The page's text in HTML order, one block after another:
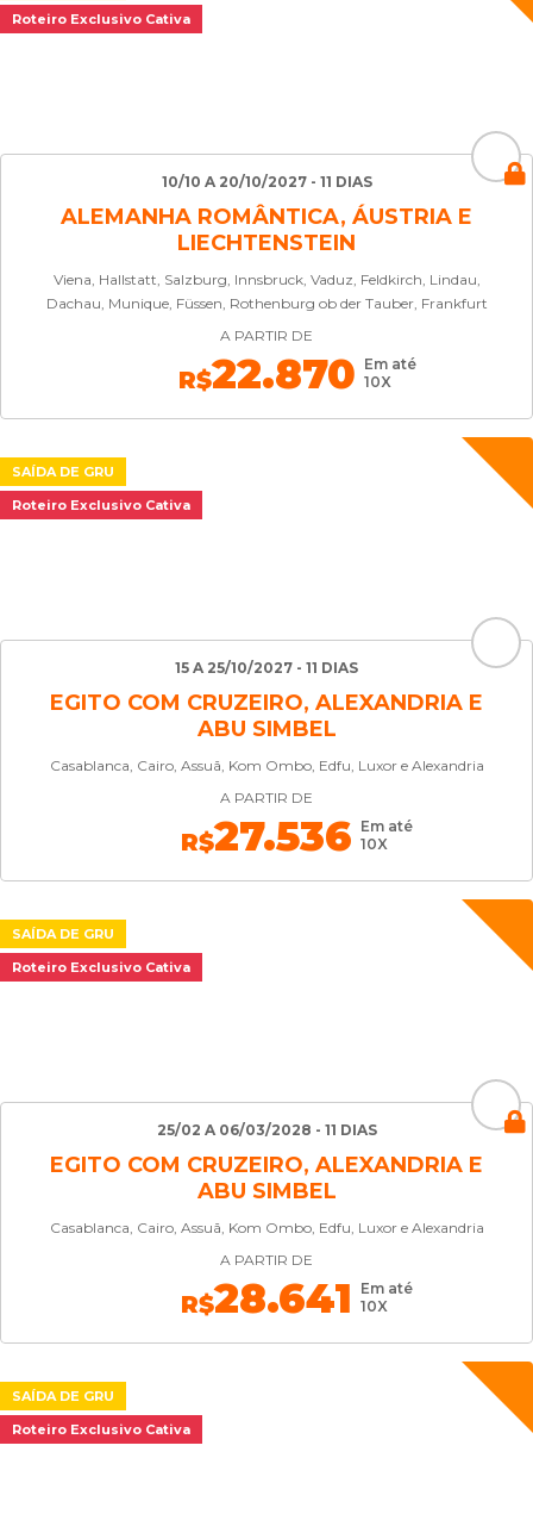
Roteiro Exclusivo Cativa
10/10 A 20/10/2027 - 11 DIAS
ALEMANHA ROMÂNTICA, ÁUSTRIA E
LIECHTENSTEIN
Viena, Hallstatt, Salzburg, Innsbruck, Vaduz, Feldkirch, Lindau,
Dachau, Munique, Füssen, Rothenburg ob der Tauber, Frankfurt
A PARTIR DE
R$22.870 Em até
10X
SAÍDA DE GRU
Roteiro Exclusivo Cativa
15 A 25/10/2027 - 11 DIAS
EGITO COM CRUZEIRO, ALEXANDRIA E
ABU SIMBEL
Casablanca, Cairo, Assuã, Kom Ombo, Edfu, Luxor e Alexandria
A PARTIR DE
R$27.536 Em até
10X
SAÍDA DE GRU
Roteiro Exclusivo Cativa
25/02 A 06/03/2028 - 11 DIAS
EGITO COM CRUZEIRO, ALEXANDRIA E
ABU SIMBEL
Casablanca, Cairo, Assuã, Kom Ombo, Edfu, Luxor e Alexandria
A PARTIR DE
R$28.641
Em até
10X
SAÍDA DE GRU
Roteiro Exclusivo Cativa